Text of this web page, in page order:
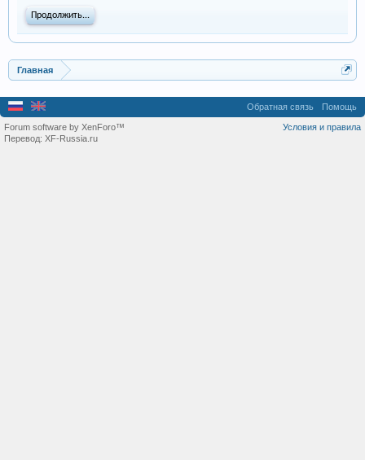
Продолжить...
Главная
Обратная связь Помощь
Условия и правила
Forum software by XenForo™
Перевод: XF-Russia.ru